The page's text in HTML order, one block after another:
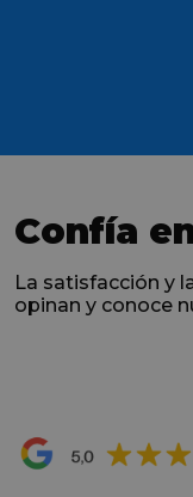
Confía
La satisfacción y
opinan y conoce
premio de su
por todo.